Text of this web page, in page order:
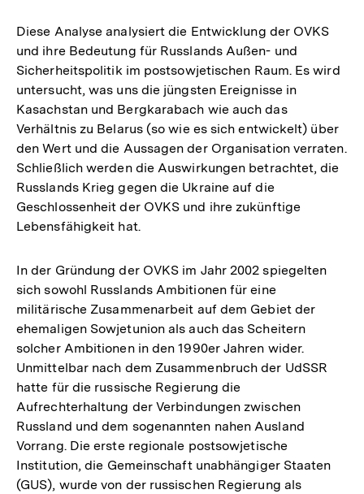
Diese Analyse analysiert die Entwicklung der OVKS
und ihre Bedeutung für Russlands Außen- und
Sicherheitspolitik im postsowjetischen Raum. Es wird
untersucht, was uns die jüngsten Ereignisse in
Kasachstan und Bergkarabach wie auch das
Verhältnis zu Belarus (so wie es sich entwickelt) über
den Wert und die Aussagen der Organisation verraten.
Schließlich werden die Auswirkungen betrachtet, die
Russlands Krieg gegen die Ukraine auf die
Geschlossenheit der OVKS und ihre zukünftige
Lebensfähigkeit hat.
In der Gründung der OVKS im Jahr 2002 spiegelten
sich sowohl Russlands Ambitionen für eine
militärische Zusammenarbeit auf dem Gebiet der
ehemaligen Sowjetunion als auch das Scheitern
solcher Ambitionen in den 1990er Jahren wider.
Unmittelbar nach dem Zusammenbruch der UdSSR
hatte für die russische Regierung die
Aufrechterhaltung der Verbindungen zwischen
Russland und dem sogenannten nahen Ausland
Vorrang. Die erste regionale postsowjetische
Institution, die Gemeinschaft unabhängiger Staaten
(GUS), wurde von der russischen Regierung als